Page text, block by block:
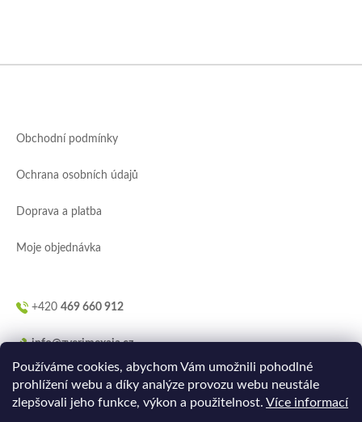
Používáme cookies, abychom Vám umožnili pohodlné
prohlížení webu a díky analýze provozu webu neustále
zlepšovali jeho funkce, výkon a použitelnost. Více informací
Obchodní podmínky
Ochrana osobních údajů
Doprava a platba
Moje objednávka
+420 469 660 912
info@zverimexaja.cz